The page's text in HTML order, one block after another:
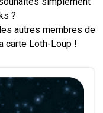
?
autres membres de
carte Loth-Loup !